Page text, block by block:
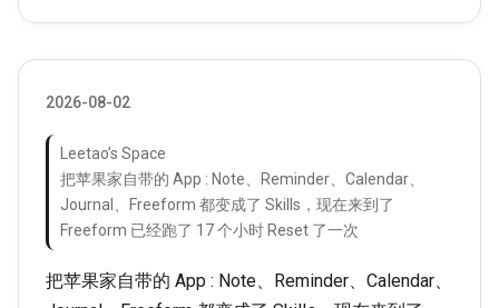
2026-08-02
Leetao’s Space
把苹果家自带的 App : Note、Reminder、Calendar、
Journal、Freeform 都变成了 Skills，现在来到了
Freeform 已经跑了 17 个小时 Reset 了一次
把苹果家自带的 App : Note、Reminder、Calendar、